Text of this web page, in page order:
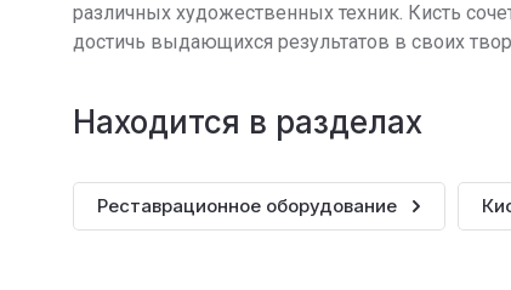
различных художественных техник. Кисть
достичь выдающихся результатов в своих
Находится в разделах
Реставрационное оборудование